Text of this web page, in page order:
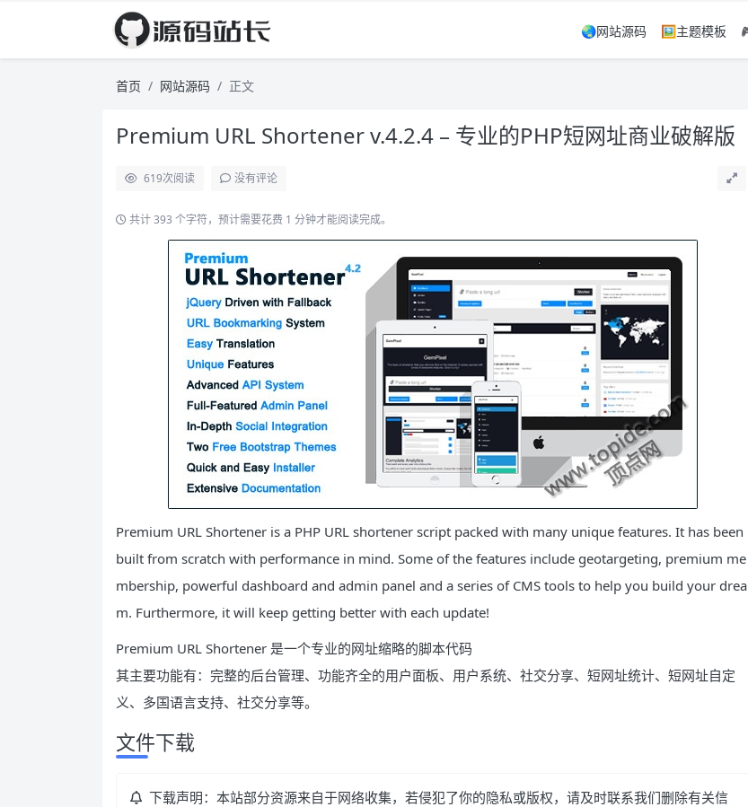
🌏网站源码 🖼️主题模板
首页 网站源码 正文
Premium URL Shortener v.4.2.4 – 专业的PHP短网址商业破解版
619次阅读 没有评论
共计 393 个字符，预计需要花费 1 分钟才能阅读完成。
Premium URL Shortener is a PHP URL shortener script packed with many unique features. It has been
built from scratch with performance in mind. Some of the features include geotargeting, premium me
mbership, powerful dashboard and admin panel and a series of CMS tools to help you build your drea
m. Furthermore, it will keep getting better with each update!
Premium URL Shortener 是一个专业的网址缩略的脚本代码
其主要功能有：完整的后台管理、功能齐全的用户面板、用户系统、社交分享、短网址统计、短网址自定
义、多国语言支持、社交分享等。
文件下载
下载声明：本站部分资源来自于网络收集，若侵犯了你的隐私或版权，请及时联系我们删除有关信